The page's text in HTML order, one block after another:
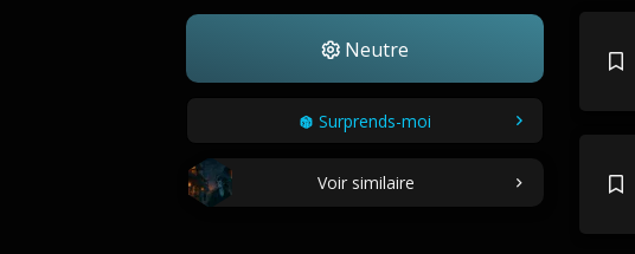
Neutre
Surprends-moi
Voir similaire